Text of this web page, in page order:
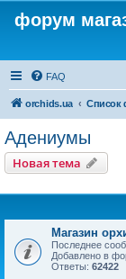
форум
FAQ
orchids.ua
Адениумы
Новая тема
Магазин
Последнее
Добавлено в
Ответы: 62422